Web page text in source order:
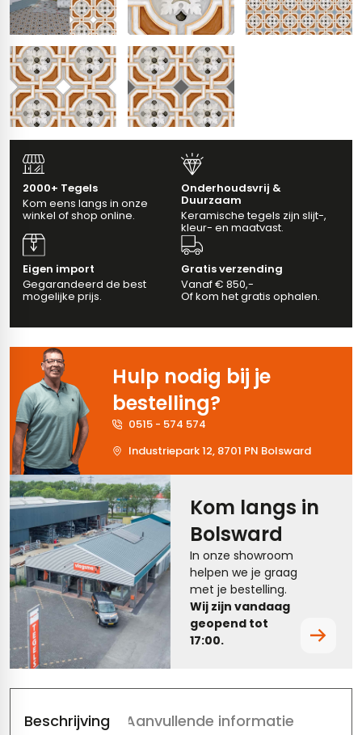
2000+ Tegels
Kom eens langs in onze
winkel of shop online.
Onderhoudsvrij &
Duurzaam
Keramische tegels zijn slijt-,
kleur- en maatvast.
Eigen import
Gegarandeerd de best
mogelijke prijs.
Gratis verzending
Vanaf € 850,-
Of kom het gratis ophalen.
Kom langs in
Bolsward
In onze showroom
helpen we je graag
met je bestelling.
Wij zijn vandaag
geopend tot
17:00.
Hulp nodig bij je
bestelling?
0515 - 574 574
Industriepark 12, 8701 PN Bolsward
Beschrijving Aanvullende informatie
33 x 33 cm